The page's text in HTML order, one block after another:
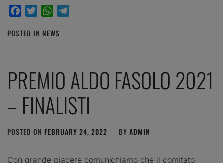
FacebookTwitterWhatsApp
POSTED IN NEWS
PREMIO ALDO FASOLO 2021
– FINALISTI
POSTED ON FEBRUARY 24, 2022 BY ADMIN
Con grande piacere comunichiamo che il comitato